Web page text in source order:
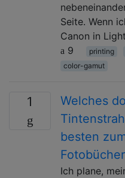
Seite. Wenn
Canon in
9
printing
color-gamut
1
Welches
besten
Ich plane,